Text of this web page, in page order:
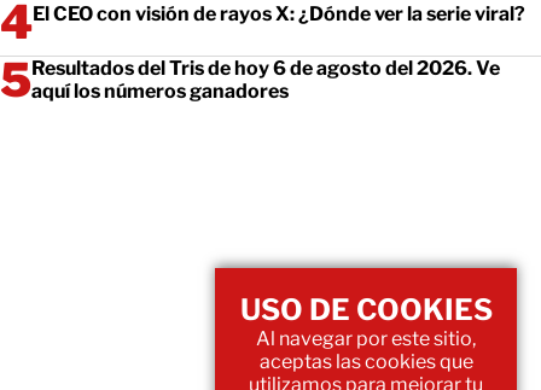
El CEO con visión de rayos X: ¿Dónde ver la serie viral?
Resultados del Tris de hoy 6 de agosto del 2026. Ve
aquí los números ganadores
USO DE COOKIES
Al navegar por este sitio,
aceptas las cookies que
utilizamos para mejorar tu